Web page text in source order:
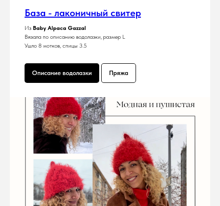
База - лаконичный свитер
Из Baby Alpaca Gazzal
Вязала по описанию водолазки, размер L
Ушло 8 мотков, спицы 3.5
Описание водолазки Пряжа